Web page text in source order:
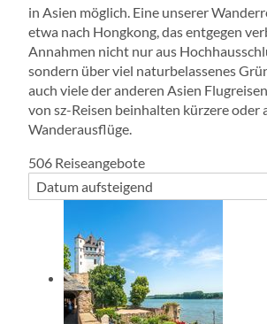
in Asien möglich. Eine unserer
etwa nach Hongkong, das entgegen
Annahmen nicht nur aus
sondern über viel naturbelassenes
auch viele der anderen Asien
von sz-Reisen beinhalten kürzere oder
Wanderausflüge.
506 Reiseangebote